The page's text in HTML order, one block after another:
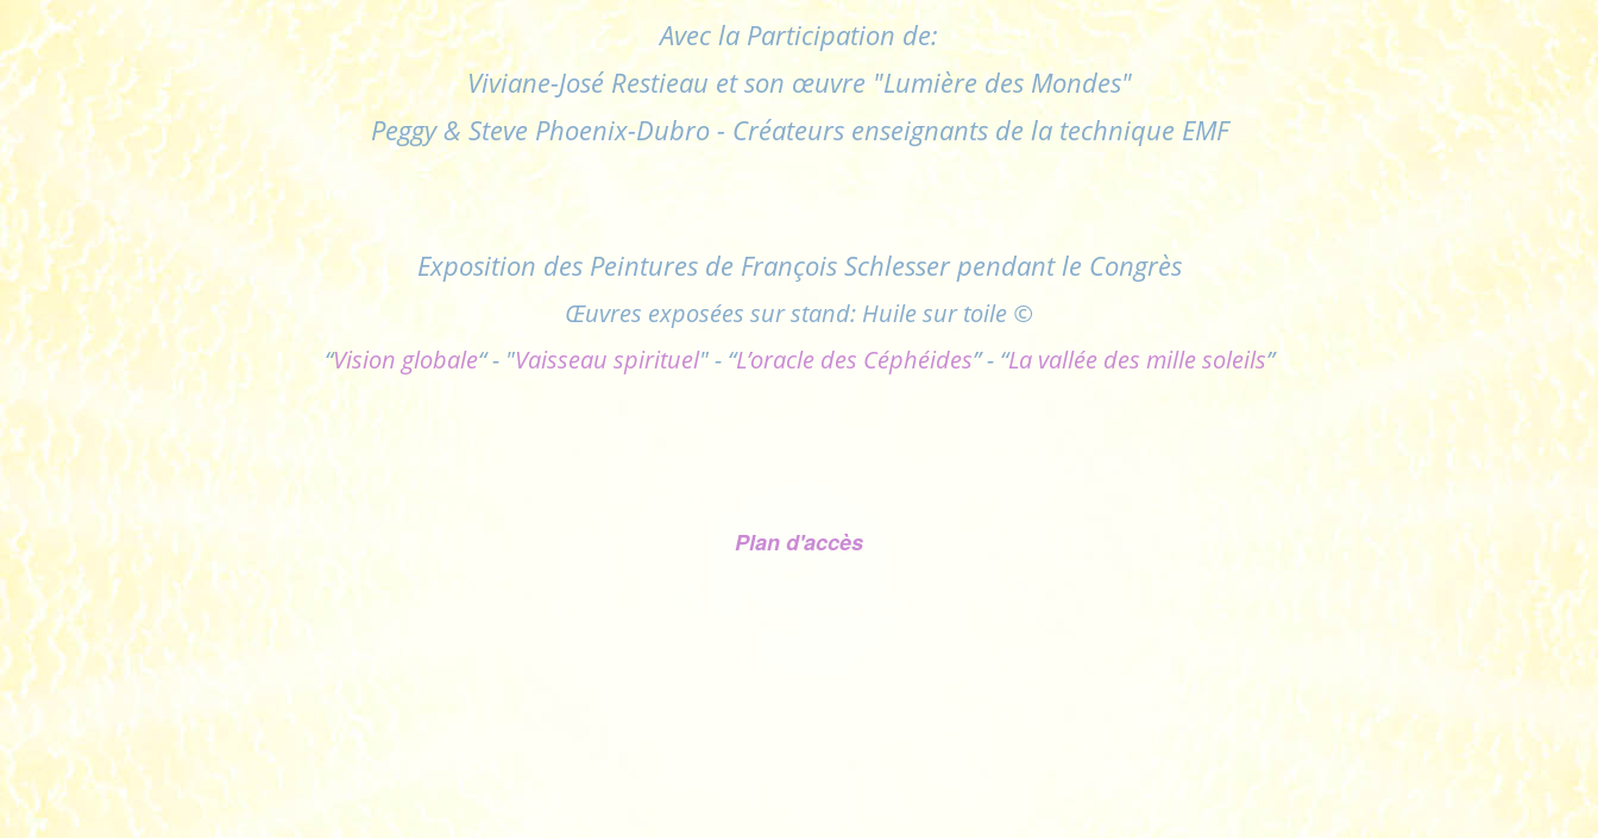
Avec la Participation de:
Viviane-José Restieau et son œuvre "Lumière des Mondes"
Peggy & Steve Phoenix-Dubro - Créateurs enseignants de la technique EMF
Exposition des Peintures de François Schlesser pendant le Congrès
Œuvres exposées sur stand: Huile sur toile ©
“Vision globale“ - "Vaisseau spirituel" - “L’oracle des Céphéides” - “La vallée des mille soleils”
Plan d'accès